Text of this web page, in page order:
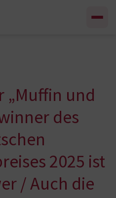
„Muffin und
des
2025 ist
/ Auch die